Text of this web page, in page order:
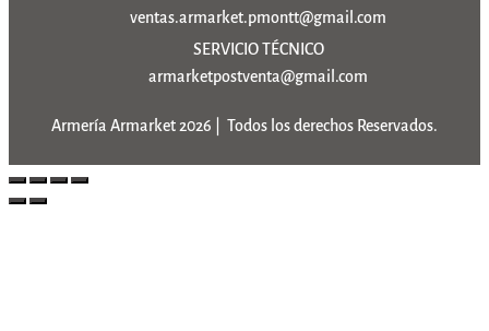
ventas.armarket.pmontt@gmail.com
SERVICIO TÉCNICO
armarketpostventa@gmail.com
Armería Armarket 2026 | Todos los derechos Reservados.